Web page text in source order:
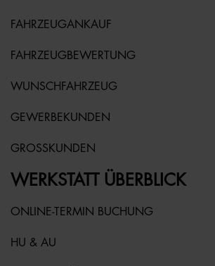
FAHRZEUGANKAUF
FAHRZEUGBEWERTUNG
WUNSCHFAHRZEUG
GEWERBEKUNDEN
GROSSKUNDEN
WERKSTATT ÜBERBLICK
ONLINE-TERMIN BUCHUNG
HU & AU